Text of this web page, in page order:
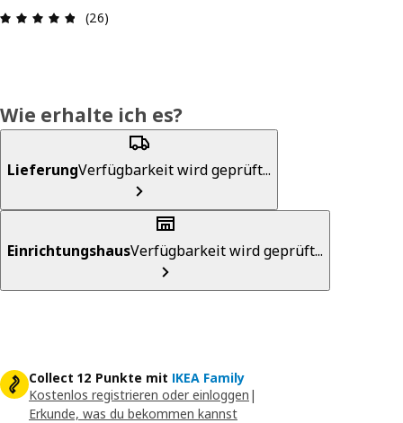
Bewertung: 4.8 von 5 Sterne Anzahl der
(26)
Wie erhalte ich es?
LieferungVerfügbarkeit wird geprüft...
EinrichtungshausVerfügbarkeit wird geprüft...
Collect 12 Punkte mit IKEA Family
Kostenlos registrieren oder einloggen |
Erkunde, was du bekommen kannst